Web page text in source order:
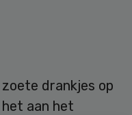
drankjes op
het aan het